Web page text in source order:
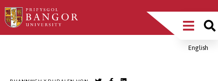
Sgipiwch
i’r
Main
MenuEnglish